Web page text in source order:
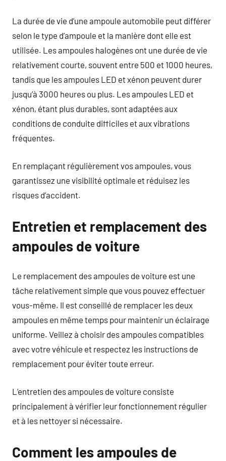
La durée de vie d’une ampoule automobile peut différer
selon le type d’ampoule et la manière dont elle est
utilisée. Les ampoules halogènes ont une durée de vie
relativement courte, souvent entre 500 et 1000 heures,
tandis que les ampoules LED et xénon peuvent durer
jusqu’à 3000 heures ou plus. Les ampoules LED et
xénon, étant plus durables, sont adaptées aux
conditions de conduite difficiles et aux vibrations
fréquentes.
En remplaçant régulièrement vos ampoules, vous
garantissez une visibilité optimale et réduisez les
risques d’accident.
Entretien et remplacement des
ampoules de voiture
Le remplacement des ampoules de voiture est une
tâche relativement simple que vous pouvez effectuer
vous-même. Il est conseillé de remplacer les deux
ampoules en même temps pour maintenir un éclairage
uniforme. Veillez à choisir des ampoules compatibles
avec votre véhicule et respectez les instructions de
remplacement pour éviter toute erreur.
L’entretien des ampoules de voiture consiste
principalement à vérifier leur fonctionnement régulier
et à les nettoyer si nécessaire.
Comment les ampoules de